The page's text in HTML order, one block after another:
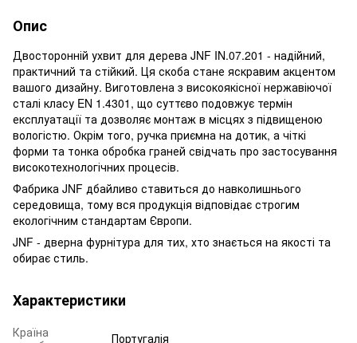
Опис
Двосторонній ухвит для дерева JNF IN.07.201 - надійний,
практичний та стійкий. Ця скоба стане яскравим акцентом
вашого дизайну. Виготовлена з високоякісної нержавіючої
сталі класу EN 1.4301, що суттєво подовжує термін
експлуатації та дозволяє монтаж в місцях з підвищеною
вологістю. Окрім того, ручка приємна на дотик, а чіткі
форми та тонка обробка граней свідчать про застосування
високотехнологічних процесів.
Фабрика JNF дбайливо ставиться до навколишнього
середовища, тому вся продукція відповідає строгим
екологічним стандартам Європи.
JNF - дверна фурнітура для тих, хто знається на якості та
обирає стиль.
Характеристики
Країна
Португалія